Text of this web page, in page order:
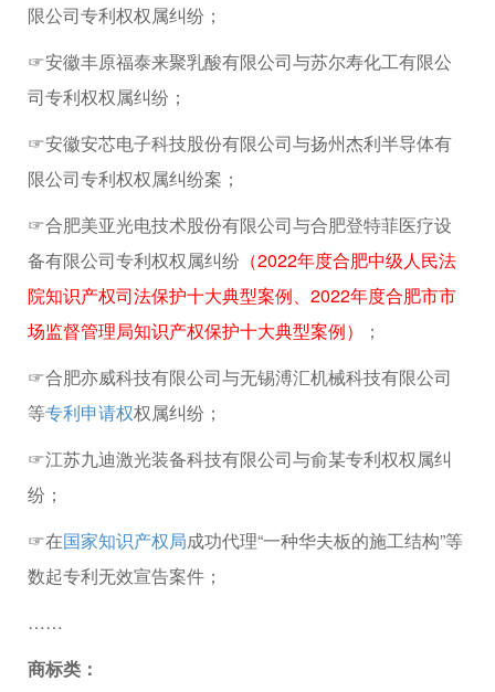
限公司专利权权属纠纷；
☞安徽丰原福泰来聚乳酸有限公司与苏尔寿化工有限公
司专利权权属纠纷；
☞安徽安芯电子科技股份有限公司与扬州杰利半导体有
限公司专利权权属纠纷案；
☞合肥美亚光电技术股份有限公司与合肥登特菲医疗设
备有限公司专利权权属纠纷 （2022年度合肥中级人民法
院知识产权司法保护十大典型案例、2022年度合肥市市
场监督管理局知识产权保护十大典型案例）
；
☞合肥亦威科技有限公司与无锡溥汇机械科技有限公司
等专利申请权权属纠纷；
☞江苏九迪激光装备科技有限公司与俞某专利权权属纠
纷；
☞在国家知识产权局成功代理“一种华夫板的施工结构”等
数起专利无效宣告案件；
……
商标类：